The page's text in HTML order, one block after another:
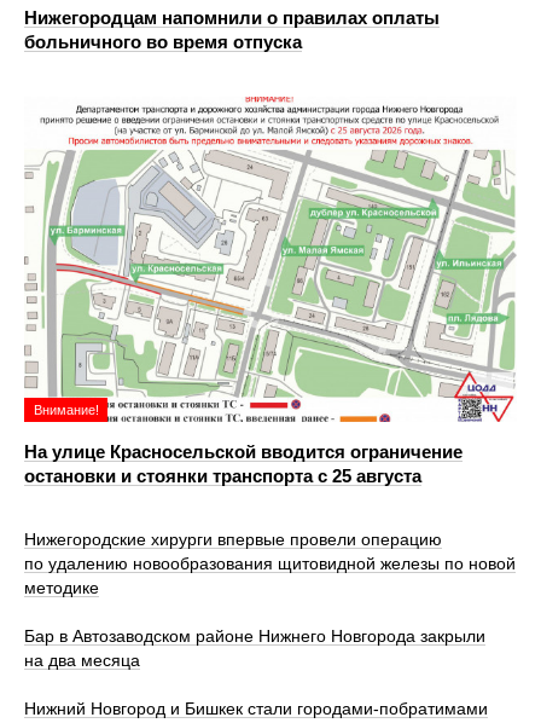
Нижегородцам напомнили о правилах оплаты
больничного во время отпуска
Внимание!
На улице Красносельской вводится ограничение
остановки и стоянки транспорта с 25 августа
Нижегородские хирурги впервые провели операцию
по удалению новообразования щитовидной железы по новой
методике
Бар в Автозаводском районе Нижнего Новгорода закрыли
на два месяца
Нижний Новгород и Бишкек стали городами-побратимами